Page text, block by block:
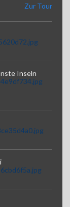
Zur Tour
Inseln